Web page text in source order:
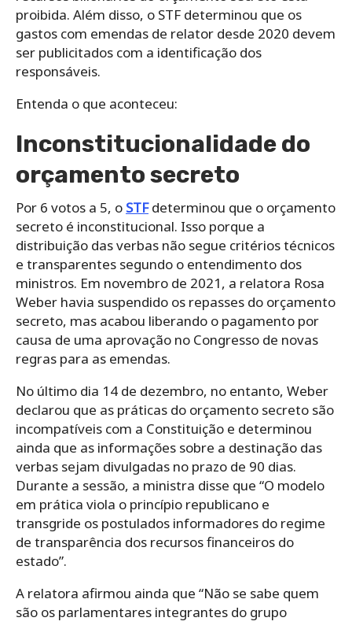
proibida. Além disso, o STF determinou que os
gastos com emendas de relator desde 2020 devem
ser publicitados com a identificação dos
responsáveis.
Entenda o que aconteceu:
Inconstitucionalidade do
orçamento secreto
Por 6 votos a 5, o STFdeterminou que o orçamento
secreto é inconstitucional. Isso porque a
distribuição das verbas não segue critérios técnicos
e transparentes segundo o entendimento dos
ministros. Em novembro de 2021, a relatora Rosa
Weber havia suspendido os repasses do orçamento
secreto, mas acabou liberando o pagamento por
causa de uma aprovação no Congresso de novas
regras para as emendas.
No último dia 14 de dezembro, no entanto, Weber
declarou que as práticas do orçamento secreto são
incompatíveis com a Constituição e determinou
ainda que as informações sobre a destinação das
verbas sejam divulgadas no prazo de 90 dias.
Durante a sessão, a ministra disse que “O modelo
em prática viola o princípio republicano e
transgride os postulados informadores do regime
de transparência dos recursos financeiros do
estado”.
A relatora afirmou ainda que “Não se sabe quem
são os parlamentares integrantes do grupo